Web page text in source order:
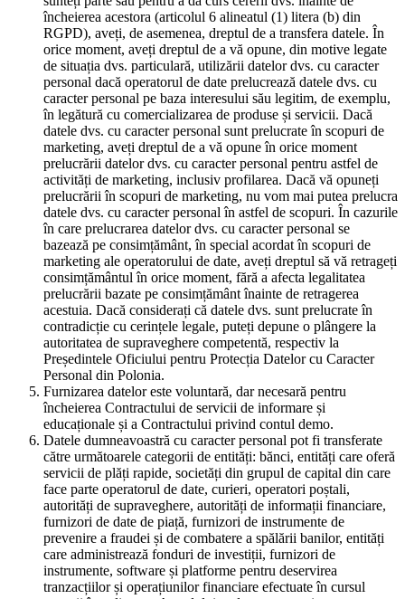
încheierea acestora (articolul 6 alineatul (1) litera (b) din
RGPD), aveți, de asemenea, dreptul de a transfera datele. În
orice moment, aveți dreptul de a vă opune, din motive legate
de situația dvs. particulară, utilizării datelor dvs. cu caracter
personal dacă operatorul de date prelucrează datele dvs. cu
caracter personal pe baza interesului său legitim, de exemplu,
în legătură cu comercializarea de produse și servicii. Dacă
datele dvs. cu caracter personal sunt prelucrate în scopuri de
marketing, aveți dreptul de a vă opune în orice moment
prelucrării datelor dvs. cu caracter personal pentru astfel de
activități de marketing, inclusiv profilarea. Dacă vă opuneți
prelucrării în scopuri de marketing, nu vom mai putea prelucra
datele dvs. cu caracter personal în astfel de scopuri. În cazurile
în care prelucrarea datelor dvs. cu caracter personal se
bazează pe consimțământ, în special acordat în scopuri de
marketing ale operatorului de date, aveți dreptul să vă retrageți
consimțământul în orice moment, fără a afecta legalitatea
prelucrării bazate pe consimțământ înainte de retragerea
acestuia. Dacă considerați că datele dvs. sunt prelucrate în
contradicție cu cerințele legale, puteți depune o plângere la
autoritatea de supraveghere competentă, respectiv la
Președintele Oficiului pentru Protecția Datelor cu Caracter
Personal din Polonia.
Furnizarea datelor este voluntară, dar necesară pentru
încheierea Contractului de servicii de informare și
educaționale și a Contractului privind contul demo.
Datele dumneavoastră cu caracter personal pot fi transferate
către următoarele categorii de entități: bănci, entități care oferă
servicii de plăți rapide, societăți din grupul de capital din care
face parte operatorul de date, curieri, operatori poștali,
autorități de supraveghere, autorități de informații financiare,
furnizori de date de piață, furnizori de instrumente de
prevenire a fraudei și de combatere a spălării banilor, entități
care administrează fonduri de investiții, furnizori de
instrumente, software și platforme pentru deservirea
tranzacțiilor și operațiunilor financiare efectuate în cursul